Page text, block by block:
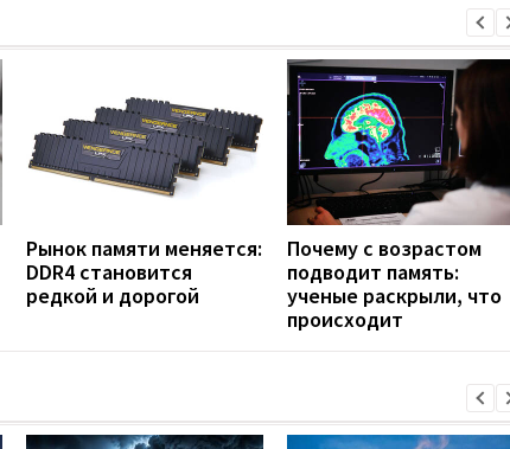
Рынок памяти меняется:
DDR4 становится
редкой и дорогой
Почему с возрастом
подводит память:
ученые раскрыли, что
происходит